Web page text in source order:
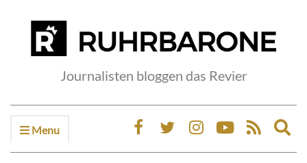
Journalisten bloggen das Revier
Menu